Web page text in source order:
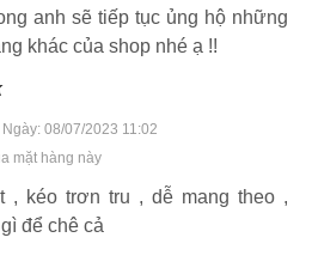
anh sẽ tiếp tục ủng hộ những
khác của shop nhé ạ !!
Ngày: 08/07/2023 11:02
mặt hàng này
, kéo trơn tru , dễ mang theo ,
để chê cả